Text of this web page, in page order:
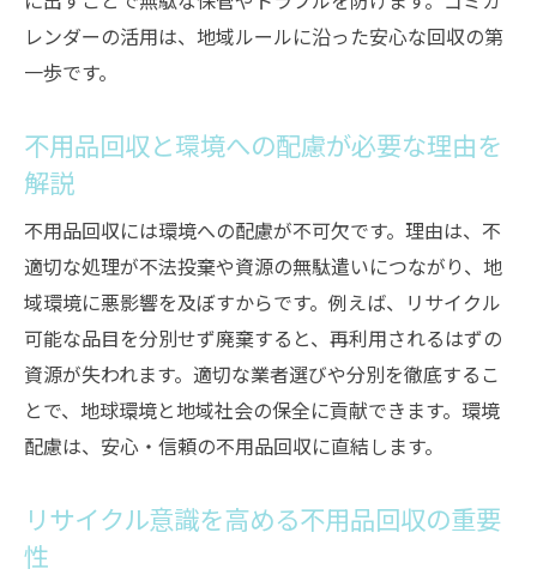
ト
加西市のゴミ分別ルールと不用品回収の関係
ゴミカレンダーで確認する不用品回収の流
分別ルール違反が招く不用品回収トラブル
例
加西市リサイクル制度と不用品回収の活用
法
正確な分別でスムーズな不用品回収を実現
不用品回収とゴミ分別の最新情報をチェッ
ク
リサイクルを意識した不用品回収の進め方
リサイクル重視の不用品回収で地域貢献を
レンダーの活用は、地域ルールに沿った安心な回収の第
一歩です。
不用品回収と環境への配慮が必要な理由を
解説
不用品回収には環境への配慮が不可欠です。理由は、不
適切な処理が不法投棄や資源の無駄遣いにつながり、地
域環境に悪影響を及ぼすからです。例えば、リサイクル
可能な品目を分別せず廃棄すると、再利用されるはずの
資源が失われます。適切な業者選びや分別を徹底するこ
とで、地球環境と地域社会の保全に貢献できます。環境
配慮は、安心・信頼の不用品回収に直結します。
リサイクル意識を高める不用品回収の重要
性